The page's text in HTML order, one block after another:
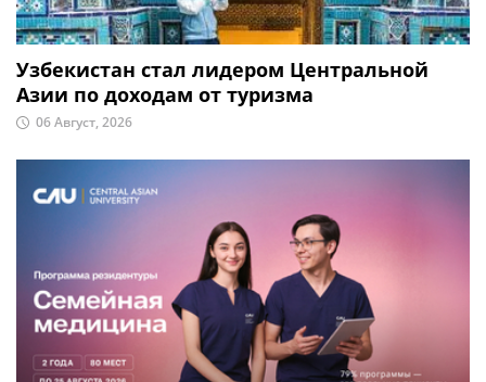
Узбекистан стал лидером Центральной
Азии по доходам от туризма
06 Август, 2026